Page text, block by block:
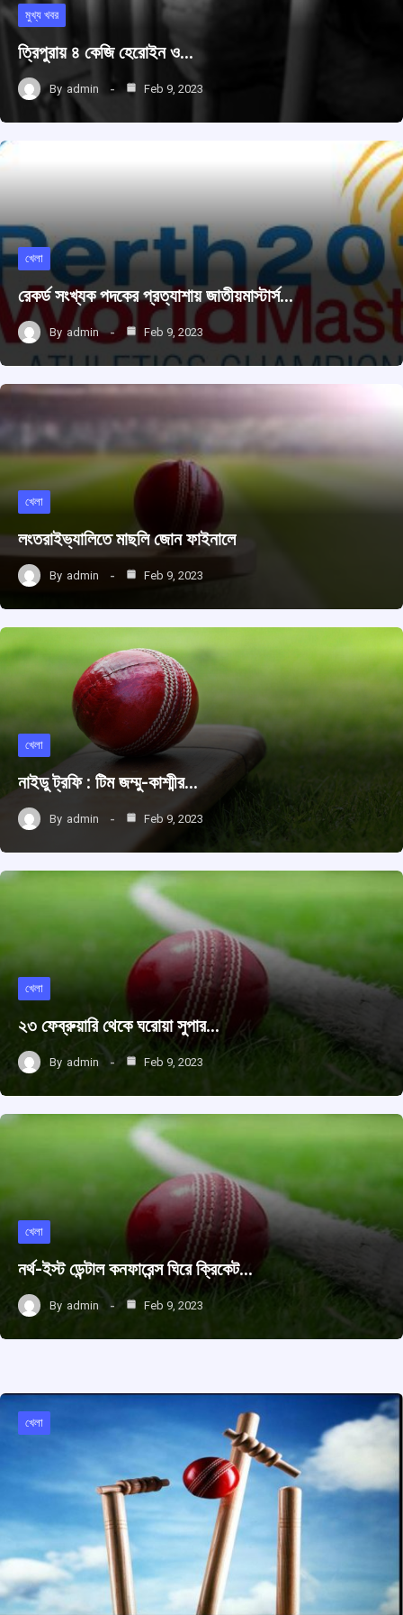
মুখ্য খবর
ত্রিপুরায় ৪ কেজি হেরোইন ও…
By admin Feb 9, 2023
খেলা
রেকর্ড সংখ্যক পদকের প্রত্যাশায় জাতীয়মাস্টার্স…
By admin Feb 9, 2023
খেলা
লংতরাইভ্যালিতে মাছলি জোন ফাইনালে
By admin Feb 9, 2023
খেলা
নাইডু ট্রফি : টিম জম্মু-কাশ্মীর…
By admin Feb 9, 2023
খেলা
২৩ ফেব্রুয়ারি থেকে ঘরোয়া সুপার…
By admin Feb 9, 2023
খেলা
নর্থ-ইস্ট ডেন্টাল কনফারেন্স ঘিরে ক্রিকেট…
By admin Feb 9, 2023
খেলা